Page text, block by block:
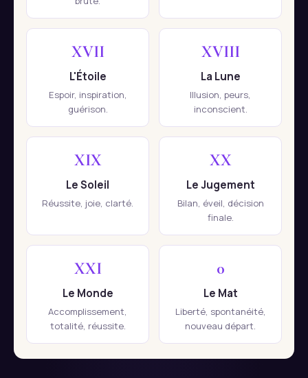
XVII
L'Étoile
Espoir, inspiration,
guérison.
XVIII
La Lune
Illusion, peurs,
inconscient.
XIX
Le Soleil
Réussite, joie, clarté.
XX
Le Jugement
Bilan, éveil, décision
finale.
XXI
Le Monde
Accomplissement,
totalité, réussite.
0
Le Mat
Liberté, spontanéité,
nouveau départ.